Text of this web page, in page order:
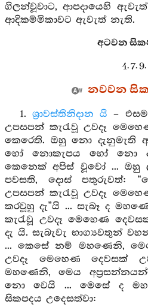
ගිලන්වූවාට, ආපදායෙහි
ආදිකම්මිකාවට ඇවැත් නැති.
අටවන
4. 7. 9.
නවවන
1. ශ්‍රාවස්තිනිදාන යි –
උපසපන් කැරැවූ උවදෑ
කෙරෙති. ඔහු නො දැනුමැති
හෝ නොකැපය හෝ නො
කෙනෙක් අපිස් වූවෝ ...
පවසති, දොස් පතුරුවත්:
උපසපන් කැරැවූ උවදෑ
කරවූහු දැ”යි ... සැබෑ ද
කැරැවූ උවදෑ මෙහෙණ
දැ යි. සැබැවැ භාග්‍යවතුන්
... කෙසේ නම් මහණෙනි,
උවදෑ මෙහෙණ දෙවසක්
මහණෙනි, මෙය
නො වෙයි ... මෙසේ ද
සිකපදය උදෙසත්වා: